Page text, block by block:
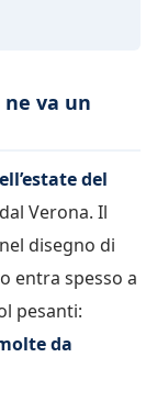
ne va un
del
Verona. Il
disegno di
entra spesso a
pesanti:
da